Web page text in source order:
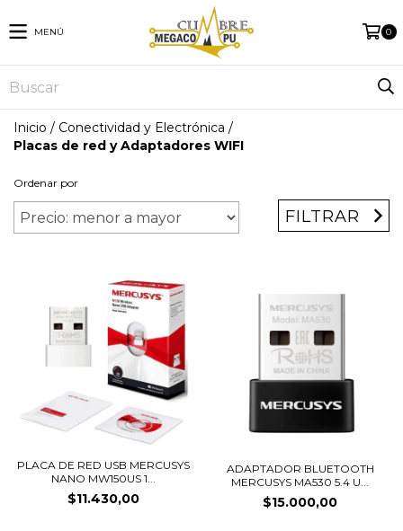
MENÚ 0
Inicio / Conectividad y Electrónica /
Placas de red y Adaptadores WIFI
Ordenar por
FILTRAR
PLACA DE RED USB MERCUSYS
NANO MW150US 1...
$11.430,00
ADAPTADOR BLUETOOTH
MERCUSYS MA530 5.4 U...
$15.000,00